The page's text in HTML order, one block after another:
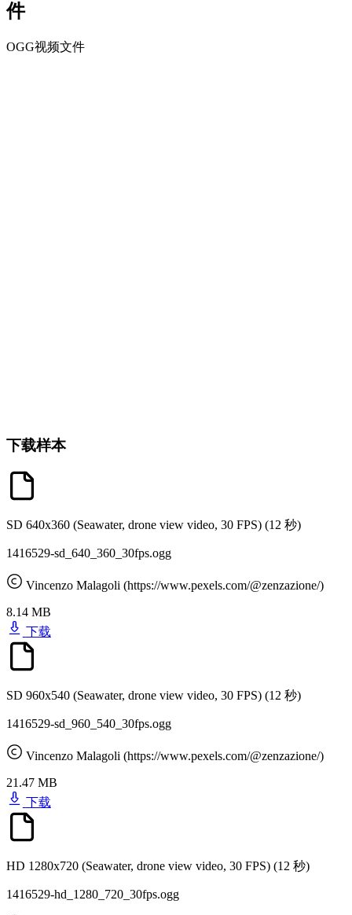
件
OGG视频文件
下载样本
SD 640x360 (Seawater, drone view video, 30 FPS) (12 秒)
1416529-sd_640_360_30fps.ogg
Vincenzo Malagoli (https://www.pexels.com/@zenzazione/)
8.14 MB
下载
SD 960x540 (Seawater, drone view video, 30 FPS) (12 秒)
1416529-sd_960_540_30fps.ogg
Vincenzo Malagoli (https://www.pexels.com/@zenzazione/)
21.47 MB
下载
HD 1280x720 (Seawater, drone view video, 30 FPS) (12 秒)
1416529-hd_1280_720_30fps.ogg